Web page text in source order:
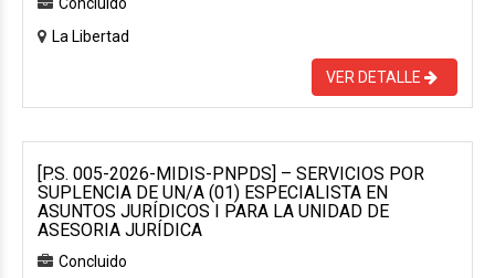
La Libertad
VER DETALLE
[P.S. 005-2026-MIDIS-PNPDS] – SERVICIOS POR
SUPLENCIA DE UN/A (01) ESPECIALISTA EN
ASUNTOS JURÍDICOS I PARA LA UNIDAD DE
ASESORIA JURÍDICA
Concluido